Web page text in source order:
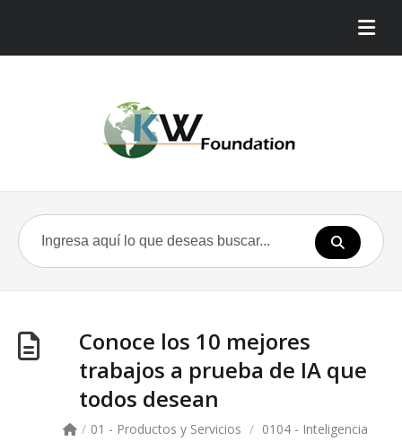
Conoce los 10 mejores
trabajos a prueba de IA que
todos desean
/ 01 - Productos y Servicios / 0104 - Inteligencia